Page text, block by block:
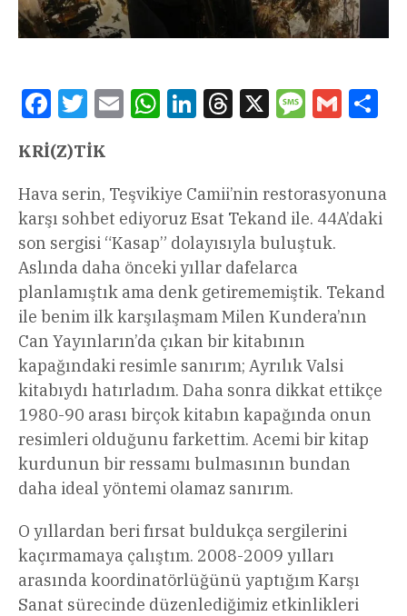
FacebookTwitterEmail WhatsAppLinkedInThreads
X Message
Gmail
KRİ(Z)TİK
Hava serin, Teşvikiye Camii’nin restorasyonuna
karşı sohbet ediyoruz Esat Tekand ile. 44A’daki
son sergisi “Kasap” dolayısıyla buluştuk.
Aslında daha önceki yıllar dafelarca
planlamıştık ama denk getirememiştik. Tekand
ile benim ilk karşılaşmam Milen Kundera’nın
Can Yayınların’da çıkan bir kitabının
kapağındaki resimle sanırım; Ayrılık Valsi
kitabıydı hatırladım. Daha sonra dikkat ettikçe
1980-90 arası birçok kitabın kapağında onun
resimleri olduğunu farkettim. Acemi bir kitap
kurdunun bir ressamı bulmasının bundan
daha ideal yöntemi olamaz sanırım.
O yıllardan beri fırsat buldukça sergilerini
kaçırmamaya çalıştım. 2008-2009 yılları
arasında koordinatörlüğünü yaptığım Karşı
Sanat sürecinde düzenlediğimiz etkinlikleri